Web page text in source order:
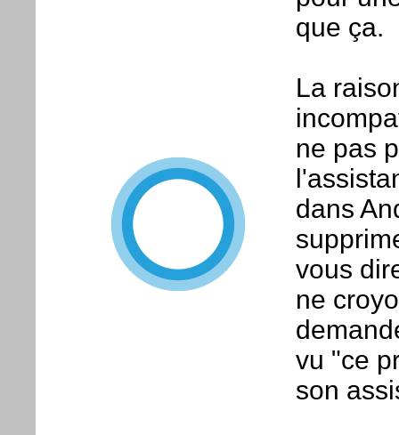
que ça.
La
ne pas
dans
vous
ne
vu "ce
son